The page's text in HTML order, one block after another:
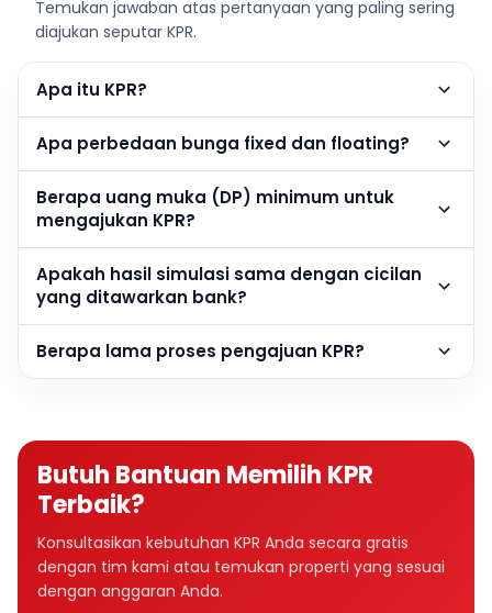
Temukan jawaban atas pertanyaan yang paling sering
diajukan seputar KPR.
Apa itu KPR?
Apa perbedaan bunga fixed dan floating?
Berapa uang muka (DP) minimum untuk
mengajukan KPR?
Apakah hasil simulasi sama dengan cicilan
yang ditawarkan bank?
Berapa lama proses pengajuan KPR?
Butuh Bantuan Memilih KPR
Terbaik?
Konsultasikan kebutuhan KPR Anda secara gratis
dengan tim kami atau temukan properti yang sesuai
dengan anggaran Anda.